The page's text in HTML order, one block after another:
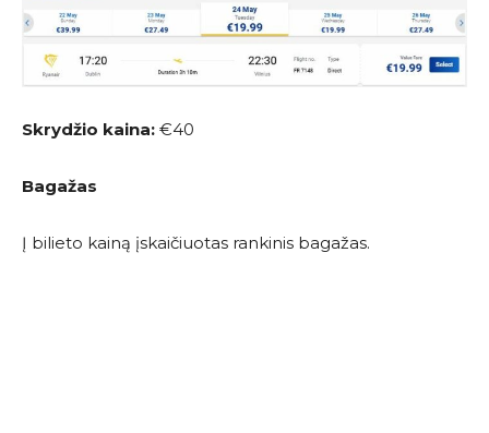
Skrydžio kaina: €40
Bagažas
Į bilieto kainą įskaičiuotas rankinis bagažas.